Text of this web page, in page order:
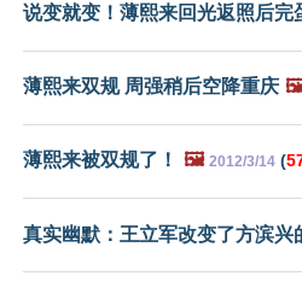
说变就变！薄熙来回光返照后完
薄熙来双规 周强稍后空降重庆
薄熙来被双规了！ 🖼️ 2012/3/14 (
真实幽默：王立军改变了方滨兴